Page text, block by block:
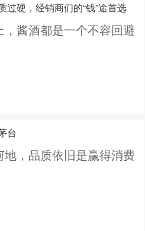
硬，经销商们的“钱”途首选
酱酒都是一个不容回避
台
，品质依旧是赢得消费